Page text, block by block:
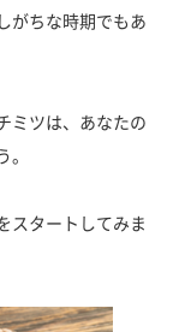
がちな時期でもあ
ミツは、あなたの
スタートしてみま